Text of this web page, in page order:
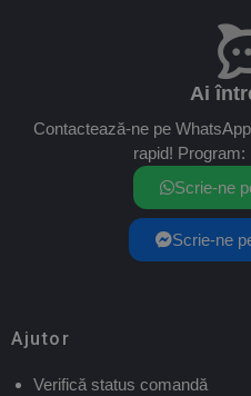
Ai
Contactează-ne pe
rapid! Program:
Scrie-ne
Scrie-ne
Ajutor
Verifică status comandă